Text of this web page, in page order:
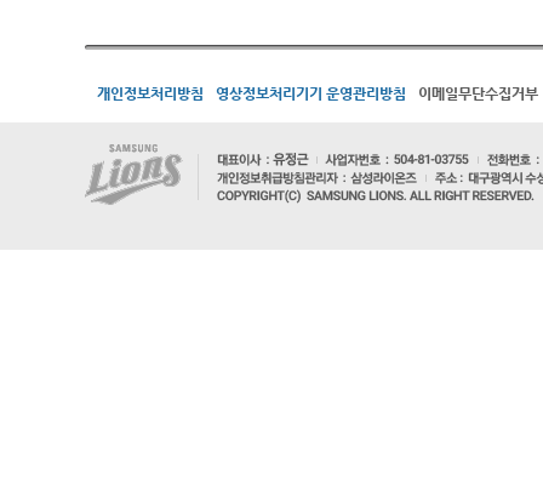
개인정보처리방침 영상정보처리기기 운영관리방침 이메일무단수집거부